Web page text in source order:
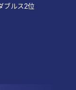
ブルス2位